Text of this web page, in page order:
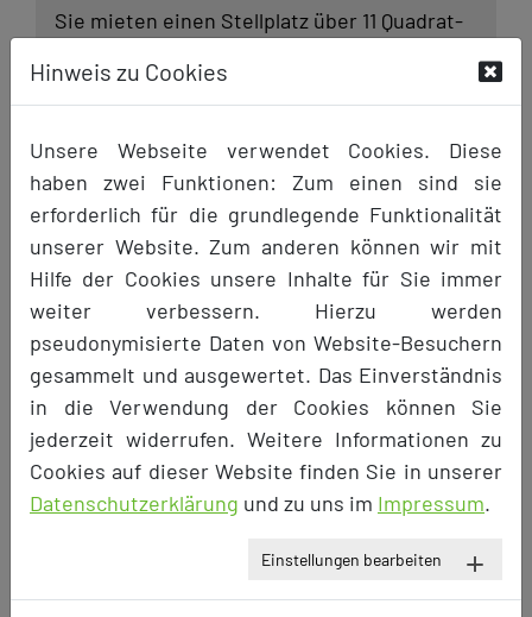
Sie mieten einen Stell­platz über 11 Quadrat­
Preis
pro Tag: 69,00 €
Verfügbarkeitskalender anzeigen
zurück
Um eine Buchung vorzunehmen, melden
Sie sich bitte an der Webseite an. Wenn Sie
noch kein Konto haben, müssen Sie sich
zunächst als Mieter registrieren.
Registrierung
Hinweis zu Cookies
Unsere Webseite verwendet Cookies. Diese
haben zwei Funktionen: Zum einen sind sie
erforderlich für die grundlegende Funktionalität
unserer Website. Zum anderen können wir mit
Hilfe der Cookies unsere Inhalte für Sie immer
weiter verbessern. Hierzu werden
pseudonymisierte Daten von Website-Besuchern
gesammelt und ausgewertet. Das Einverständnis
in die Verwendung der Cookies können Sie
jederzeit widerrufen. Weitere Informationen zu
Cookies auf dieser Website finden Sie in unserer
Datenschutzerklärung und zu uns im Impressum.
Einstellungen bearbeiten